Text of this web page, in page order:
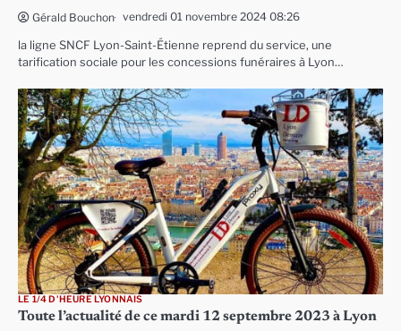
Gérald Bouchon vendredi 01 novembre 2024 08:26
la ligne SNCF Lyon-Saint-Étienne reprend du service, une
tarification sociale pour les concessions funéraires à Lyon…
LE 1/4 D'HEURE LYONNAIS
Toute l’actualité de ce mardi 12 septembre 2023 à Lyon